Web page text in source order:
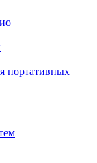
портативных